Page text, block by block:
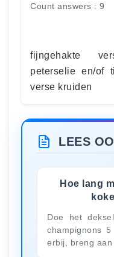
Count answers : 9
fijngehakte
peterselie en/of
verse kruiden
LEES
Hoe lang
Doe het
champignons
erbij, breng